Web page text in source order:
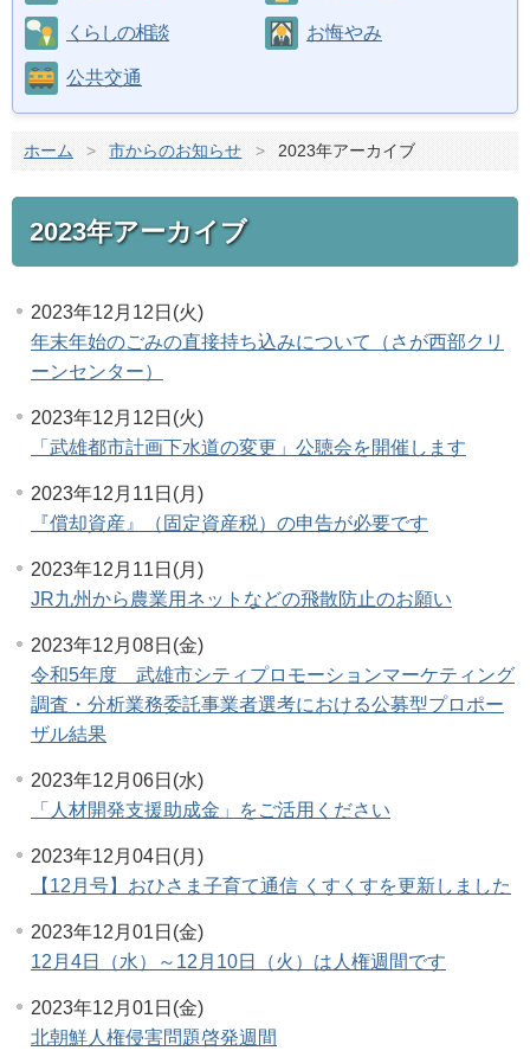
くらしの相談 お悔やみ
公共交通
ホーム > 市からのお知らせ > 2023年アーカイブ
2023年アーカイブ
2023年12月12日(火)
年末年始のごみの直接持ち込みについて（さが西部クリ
ーンセンター）
2023年12月12日(火)
「武雄都市計画下水道の変更」公聴会を開催します
2023年12月11日(月)
『償却資産』（固定資産税）の申告が必要です
2023年12月11日(月)
JR九州から農業用ネットなどの飛散防止のお願い
2023年12月08日(金)
令和5年度 武雄市シティプロモーションマーケティング
調査・分析業務委託事業者選考における公募型プロポー
ザル結果
2023年12月06日(水)
「人材開発支援助成金」をご活用ください
2023年12月04日(月)
【12月号】おひさま子育て通信 くすくすを更新しました
2023年12月01日(金)
12月4日（水）～12月10日（火）は人権週間です
2023年12月01日(金)
北朝鮮人権侵害問題啓発週間